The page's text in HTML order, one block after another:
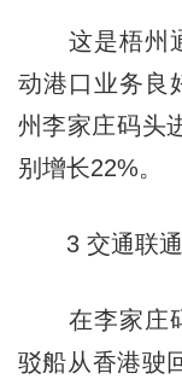
这是梧州通
动港口业务良
州李家庄码头
别增长22%。
3 交通联通
在李家庄码
驳船从香港驶